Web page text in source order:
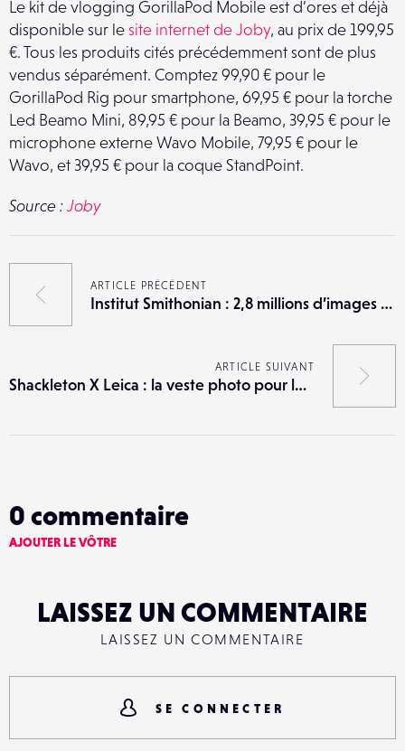
Le kit de vlogging GorillaPod Mobile est d’ores et déjà
disponible sur le site internet de Joby, au prix de 199,95
€. Tous les produits cités précédemment sont de plus
vendus séparément. Comptez 99,90 € pour le
GorillaPod Rig pour smartphone, 69,95 € pour la torche
Led Beamo Mini, 89,95 € pour la Beamo, 39,95 € pour le
microphone externe Wavo Mobile, 79,95 € pour le
Wavo, et 39,95 € pour la coque StandPoint.
Source :Joby
ARTICLE PRÉCÉDENT
Institut Smithonian : 2,8 millions d’images dans le domaine public
ARTICLE SUIVANT
Shackleton X Leica : la veste photo pour les conditions extrêmes
0 commentaire
AJOUTER LE VÔTRE
LAISSEZ UN COMMENTAIRE
LAISSEZ UN COMMENTAIRE
SE CONNECTER